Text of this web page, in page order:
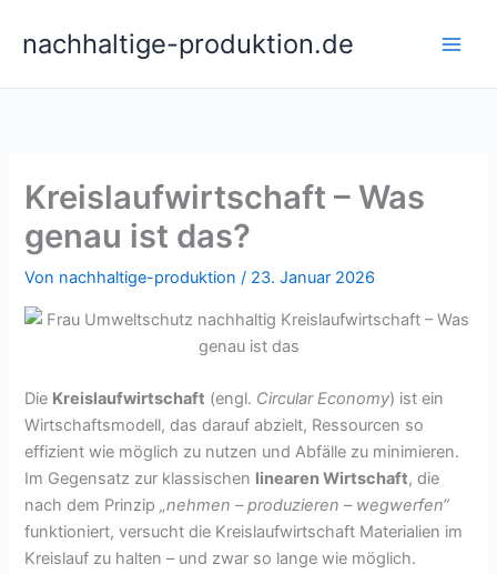
Inhaltnachhaltige-produktion.de
Kreislaufwirtschaft – Was
genau ist das?
Von nachhaltige-produktion/ 23. Januar 2026
Die Kreislaufwirtschaft (engl. Circular Economy) ist ein
Wirtschaftsmodell, das darauf abzielt, Ressourcen so
effizient wie möglich zu nutzen und Abfälle zu minimieren.
Im Gegensatz zur klassischen linearen Wirtschaft, die
nach dem Prinzip„nehmen – produzieren – wegwerfen“
funktioniert, versucht die Kreislaufwirtschaft Materialien im
Kreislauf zu halten – und zwar so lange wie möglich.